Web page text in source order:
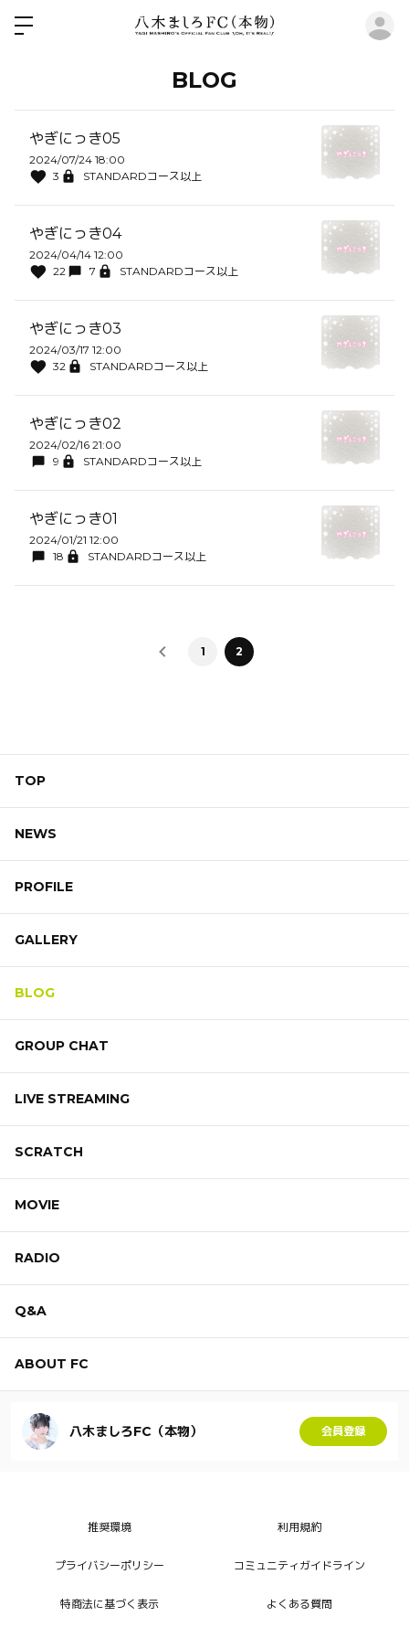
BLOG
やぎにっき05
2024/07/24 18:00
3
STANDARDコース以上
やぎにっき04
2024/04/14 12:00
22
7 STANDARDコース以上
やぎにっき03
2024/03/17 12:00
32
STANDARDコース以上
やぎにっき02
2024/02/16 21:00
9
STANDARDコース以上
やぎにっき01
2024/01/21 12:00
18
STANDARDコース以上
1 2
TOP
NEWS
PROFILE
GALLERY
BLOG
GROUP CHAT
LIVE STREAMING
SCRATCH
MOVIE
RADIO
Q&A
ABOUT FC
八木ましろFC（本物） 会員登録
推奨環境 利用規約
プライバシーポリシー コミュニティガイドライン
特商法に基づく表示 よくある質問